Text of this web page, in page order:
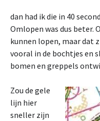
dan had ik die in 40
Omlopen was dus beter.
kunnen lopen, maar dat
vooral in de bochtjes en
bomen en greppels
Zou de gele
lijn hier
sneller zijn